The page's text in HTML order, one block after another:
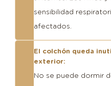
sensibilidad
afectados.
El colchón queda
exterior:
No se puede dormir